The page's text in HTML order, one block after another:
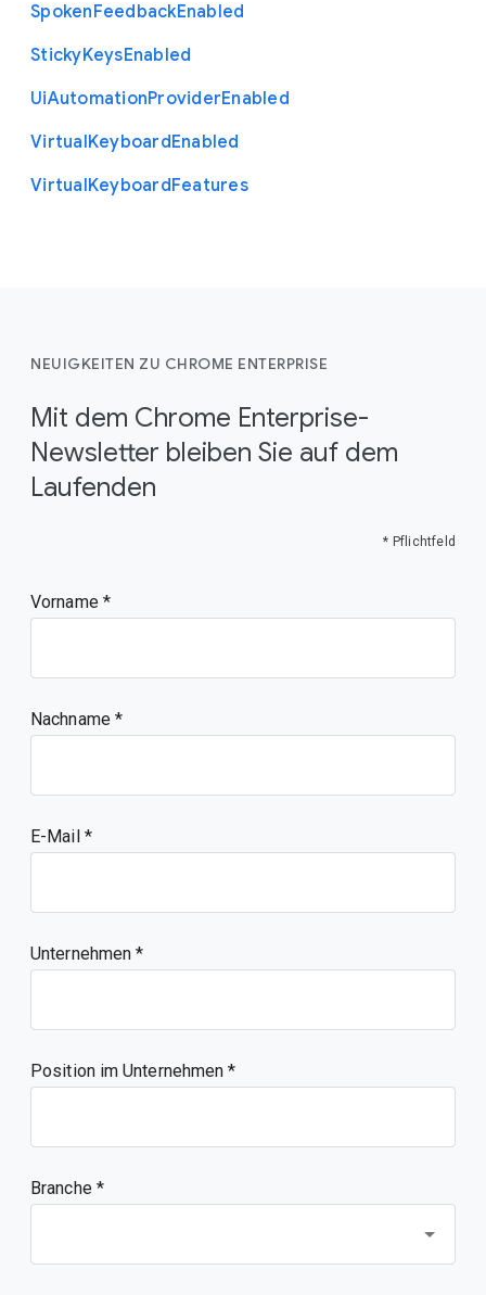
SpokenFeedbackEnabled
StickyKeysEnabled
UiAutomationProviderEnabled
VirtualKeyboardEnabled
VirtualKeyboardFeatures
NEUIGKEITEN ZU CHROME ENTERPRISE
Mit dem Chrome Enterprise-
Newsletter bleiben Sie auf dem
Laufenden
* Pflichtfeld
Vorname
Nachname
E-Mail
Unternehmen
Position im Unternehmen
Branche *